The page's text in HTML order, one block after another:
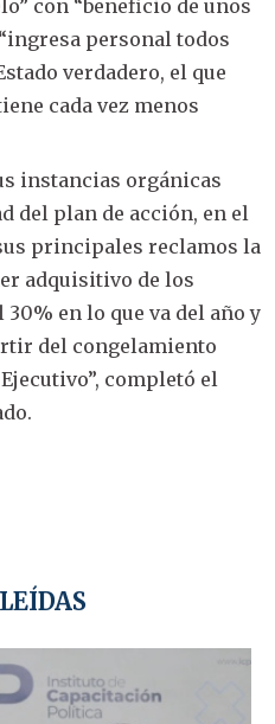
con “beneficio de unos
personal todos
verdadero, el que
cada vez menos
instancias orgánicas
del plan de acción, en el
principales reclamos la
adquisitivo de los
30% en lo que va del año y
del congelamiento
completó el